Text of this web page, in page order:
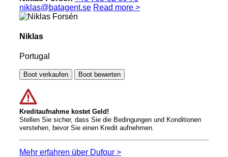
niklas@batagent.se Read more >
Niklas
Portugal
Boot verkaufen Boot bewerten
Kreditaufnahme kostet Geld!
Stellen Sie sicher, dass Sie die Bedingungen und Konditionen
verstehen, bevor Sie einen Kredit aufnehmen.
Mehr erfahren über Dufour >